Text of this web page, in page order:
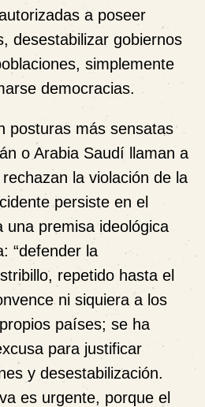
a poseer
desestabilizar gobiernos
simplemente
democracias.
posturas más sensatas
o Arabia Saudí llaman a
la violación de la
persiste en el
una premisa ideológica
“defender la
repetido hasta el
ni siquiera a los
países; se ha
para justificar
y desestabilización.
es urgente, porque el